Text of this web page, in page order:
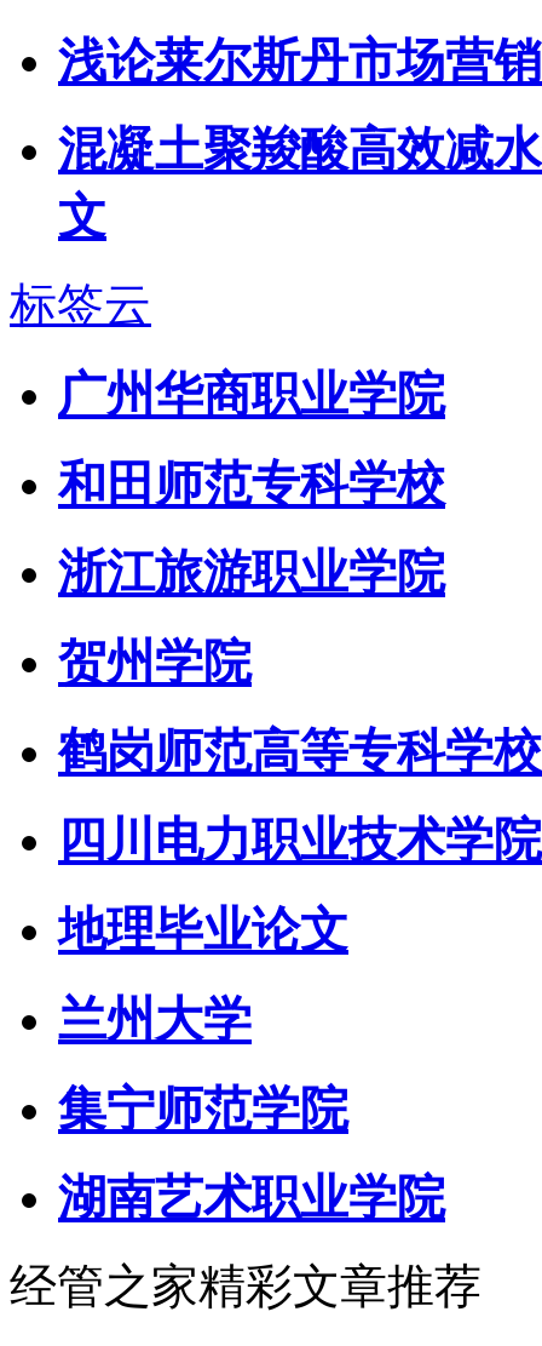
浅论莱尔斯丹市场营
混凝土聚羧酸高效减
文
标签云
广州华商职业学院
和田师范专科学校
浙江旅游职业学院
贺州学院
鹤岗师范高等专科学校
四川电力职业技术学院
地理毕业论文
兰州大学
集宁师范学院
湖南艺术职业学院
经管之家精彩文章推荐